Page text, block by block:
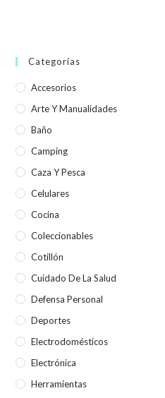
Categorías
Accesorios
Arte Y Manualidades
Baño
Camping
Caza Y Pesca
Celulares
Cocina
Coleccionables
Cotillón
Cuidado De La Salud
Defensa Personal
Deportes
Electrodomésticos
Electrónica
Herramientas